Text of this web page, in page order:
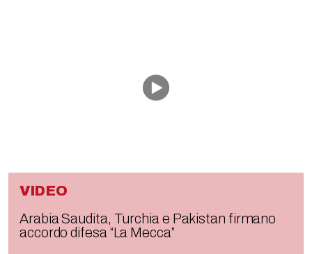
VIDEO
Arabia Saudita, Turchia e Pakistan firmano
accordo difesa “La Mecca”